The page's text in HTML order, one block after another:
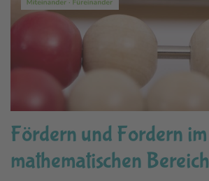
Fördern und Fordern im
mathematischen Bereich